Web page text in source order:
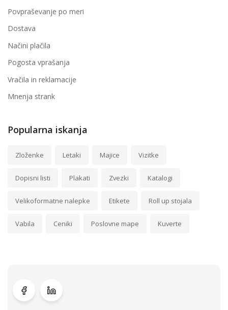
Povpraševanje po meri
Dostava
Načini plačila
Pogosta vprašanja
Vračila in reklamacije
Mnenja strank
Popularna iskanja
Zloženke Letaki Majice Vizitke
Dopisni listi Plakati Zvezki Katalogi
Velikoformatne nalepke Etikete Roll up stojala
Vabila Ceniki Poslovne mape Kuverte